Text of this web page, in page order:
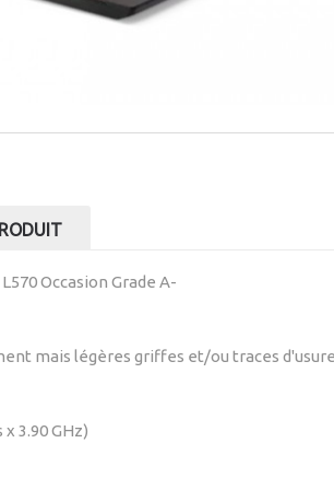
Occasion Grade A-
mais légères griffes et/ou traces d'usure
3.90 GHz)